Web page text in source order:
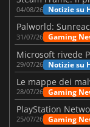
04/08/26 Notizie su
31/07/26 Gaming
Microsoft rivede
29/07/26 Notizie su
28/07/26 Gaming
25/07/26 Gaming